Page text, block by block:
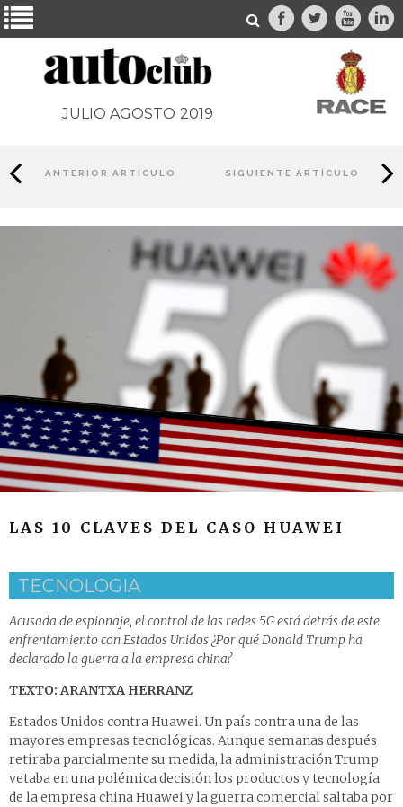
JULIO AGOSTO 2019
ANTERIOR ARTÍCULO SIGUIENTE ARTÍCULO
LAS 10 CLAVES DEL CASO HUAWEI
TECNOLOGIA
Acusada de espionaje, el control de las redes 5G está detrás de este
enfrentamiento con Estados Unidos ¿Por qué Donald Trump ha
declarado la guerra a la empresa china?
TEXTO: ARANTXA HERRANZ
Estados Unidos contra Huawei. Un país contra una de las
mayores empresas tecnológicas. Aunque semanas después
retiraba parcialmente su medida, la administración Trump
vetaba en una polémica decisión los productos y tecnología
de la empresa china Huawei y la guerra comercial saltaba por